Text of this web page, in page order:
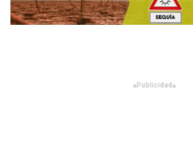
▴Publicidad ▴